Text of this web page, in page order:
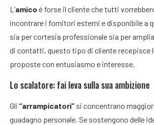
L’amico è forse il cliente che tutti
incontrare i fornitori esterni e disponibile a
sia per cortesia professionale sia per
di contatti, questo tipo di cliente recepisce
proposte con entusiasmo e interesse.
Lo scalatore: fai leva sulla sua ambizione
Gli “arrampicatori” si concentrano
guadagno personale. Se sostengono delle